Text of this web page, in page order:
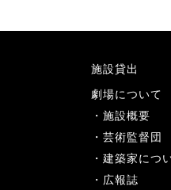
施設貸出
劇場について
施設概要
芸術監督団
建築家につ
広報誌